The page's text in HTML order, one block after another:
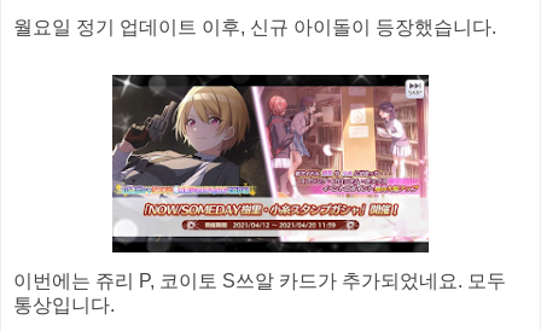
월요일 정기 업데이트 이후, 신규 아이돌이 등장했습니다.
이번에는 쥬리 P, 코이토 S쓰알 카드가 추가되었네요. 모두
통상입니다.